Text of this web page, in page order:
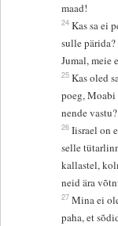
maad!
24 Kas sa ei
sulle
Jumal, meie
25 Kas oled
poeg,
nende vastu?
26 Iisrael on
selle
kallastel,
neid ära
27 Mina ei
paha, et